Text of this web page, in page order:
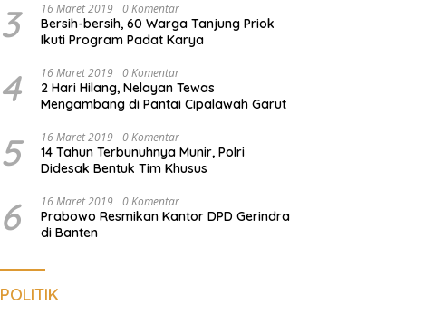
3 16 Maret 2019 0 Komentar
Bersih-bersih, 60 Warga Tanjung Priok
Ikuti Program Padat Karya
4 16 Maret 2019 0 Komentar
2 Hari Hilang, Nelayan Tewas
Mengambang di Pantai Cipalawah Garut
5 16 Maret 2019 0 Komentar
14 Tahun Terbunuhnya Munir, Polri
Didesak Bentuk Tim Khusus
6 16 Maret 2019 0 Komentar
Prabowo Resmikan Kantor DPD Gerindra
di Banten
POLITIK